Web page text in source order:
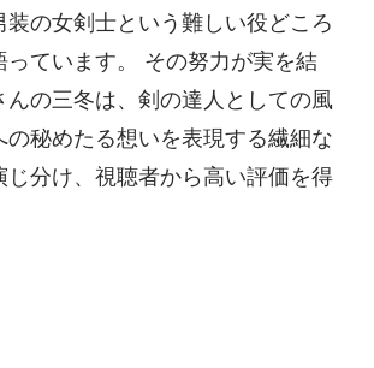
装の女剣士という難しい役どころ
っています。 その努力が実を結
んの三冬は、剣の達人としての風
の秘めたる想いを表現する繊細な
じ分け、視聴者から高い評価を得